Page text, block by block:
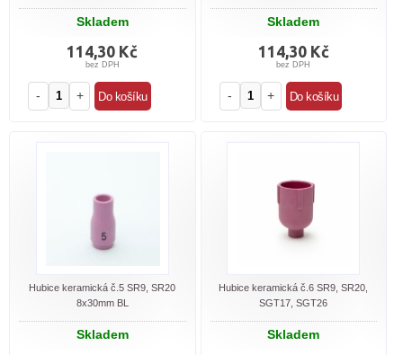
Skladem
114,30 Kč
bez DPH
- +
Skladem
114,30 Kč
bez DPH
- +
Hubice keramická č.5 SR9, SR20
8x30mm BL
Skladem
Hubice keramická č.6 SR9, SR20,
SGT17, SGT26
Skladem